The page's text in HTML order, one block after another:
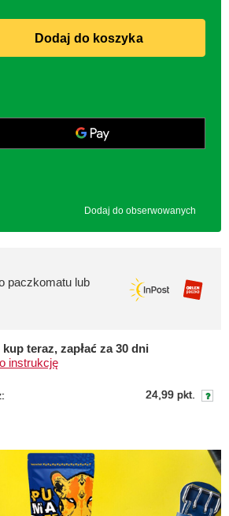
Dodaj do koszyka
Dodaj do obserwowanych
paczkomatu lub
kup teraz, zapłać za 30 dni
instrukcję
24,99 pkt.